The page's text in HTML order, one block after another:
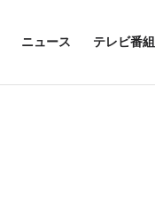
ニュース テレビ番組